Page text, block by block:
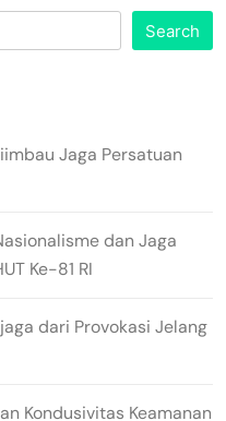
Search
Jaga Persatuan
dan Jaga
Ke-81 RI
dari Provokasi Jelang
Kondusivitas Keamanan